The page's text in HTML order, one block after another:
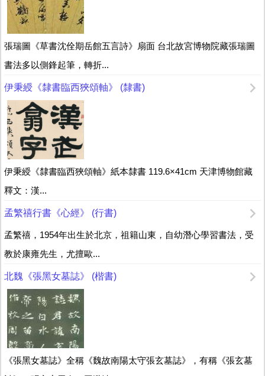
張瑞圖《草書沈佺期岳館五言詩》扇面 台北故宮博物院藏張瑞圖
書法多以側鋒起筆，轉折...
伊秉綬《隸書臨西狹頌軸》 (隸書)
伊秉綬《隸書臨西狹頌軸》紙本隸書 119.6×41cm 天津博物館藏
釋文：漢...
孟繁禧行書《心經》 (行書)
孟繁禧，1954年出生於北京，祖籍山東，自幼潛心學習書法，受
教於康雍先生，尤擅歐...
北魏《張黑女墓誌》 (楷書)
《張黑女墓誌》全稱《魏故南陽太守張玄墓誌》，有稱《張玄墓